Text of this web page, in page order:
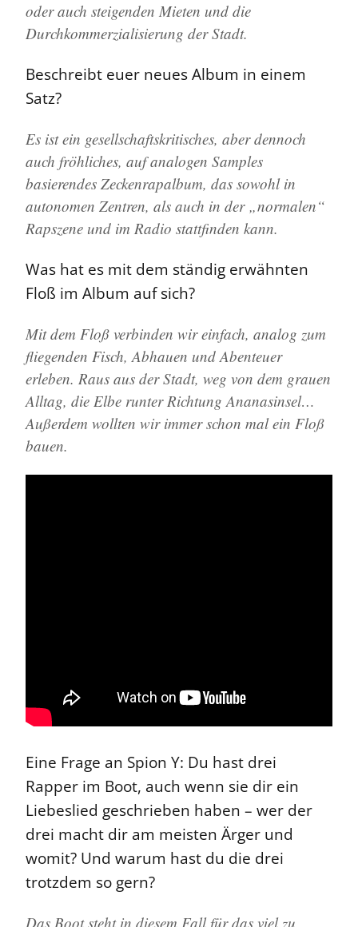
oder auch steigenden Mieten und die
Durchkommerzialisierung der Stadt.
Beschreibt euer neues Album in einem
Satz?
Es ist ein gesellschaftskritisches, aber dennoch
auch fröhliches, auf analogen Samples
basierendes Zeckenrapalbum, das sowohl in
autonomen Zentren, als auch in der „normalen“
Rapszene und im Radio stattfinden kann.
Was hat es mit dem ständig erwähnten
Floß im Album auf sich?
Mit dem Floß verbinden wir einfach, analog zum
fliegenden Fisch, Abhauen und Abenteuer
erleben. Raus aus der Stadt, weg von dem grauen
Alltag, die Elbe runter Richtung Ananasinsel…
Außerdem wollten wir immer schon mal ein Floß
bauen.
Eine Frage an Spion Y: Du hast drei
Rapper im Boot, auch wenn sie dir ein
Liebeslied geschrieben haben – wer der
drei macht dir am meisten Ärger und
womit? Und warum hast du die drei
trotzdem so gern?
Das Boot steht in diesem Fall für das viel zu